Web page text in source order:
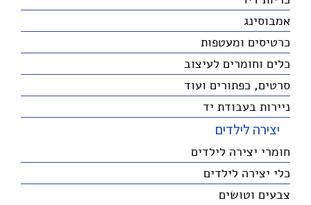
אמבוסינג
כרטיסים ומעטפות
כלים וחומרים לעיצוב
סרטים, כפתורים ועוד
ניירות בעבודת יד
יצירה לילדים
חומרי יצירה לילדים
כלי יצירה לילדים
צבעים וטושים